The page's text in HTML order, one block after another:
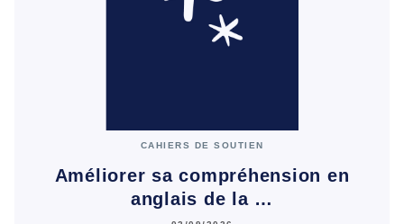
CAHIERS DE SOUTIEN
Améliorer sa compréhension en
anglais de la …